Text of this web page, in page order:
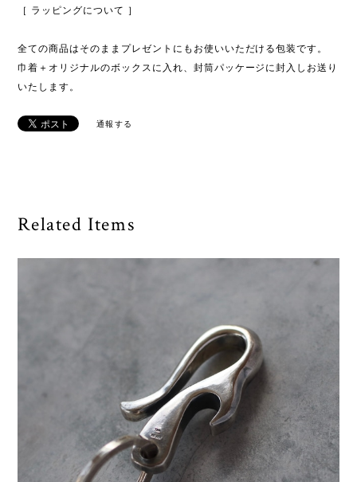
［ ラッピングについて ］
全ての商品はそのままプレゼントにもお使いいただける包装です。
巾着＋オリジナルのボックスに入れ、封筒パッケージに封入しお送り
いたします。
通報する
Related Items